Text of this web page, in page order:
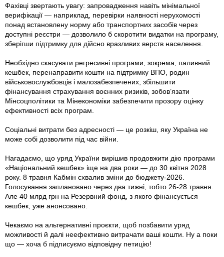
Фахівці звертають увагу: запровадження навіть мінімальної
верифікації — наприклад, перевірки наявності нерухомості
понад встановлену норму або транспортних засобів через
доступні реєстри — дозволило б скоротити видатки на програму,
зберігши підтримку для дійсно вразливих верств населення.
Необхідно скасувати регресивні програми, зокрема, паливний
кешбек, перенаправити кошти на підтримку ВПО, родин
військовослужбовців і малозабезпечених, збільшити
фінансування страхування воєнних ризиків, зобов’язати
Мінсоцполітики та Мінекономіки забезпечити прозору оцінку
ефективності всіх програм.
Соціальні витрати без адресності — це розкіш, яку Україна не
може собі дозволити під час війни.
Нагадаємо, що уряд України вирішив продовжити дію програми
«Національний кешбек» іще на два роки — до 30 квітня 2028
року. 8 травня Кабмін схвалив зміни до бюджету-2026.
Голосування заплановано через два тижні, тобто 26-28 травня.
Але 40 млрд грн на Резервний фонд, з якого фінансується
кешбек, уже анонсовано.
Чекаємо на альтернативні проєкти, щоб позбавити уряд
можливості й далі неефективно витрачати ваші кошти. Ну а поки
що — хоча б підписуємо відповідну петицію!